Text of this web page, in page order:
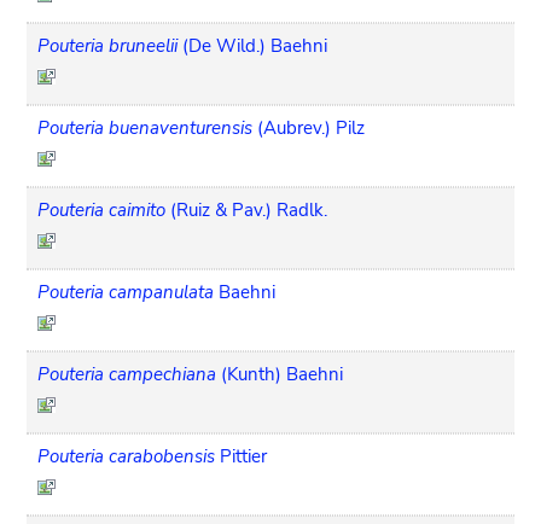
Pouteria bruneelii (De Wild.) Baehni
Pouteria buenaventurensis (Aubrev.) Pilz
Pouteria caimito (Ruiz & Pav.) Radlk.
Pouteria campanulata Baehni
Pouteria campechiana (Kunth) Baehni
Pouteria carabobensis Pittier